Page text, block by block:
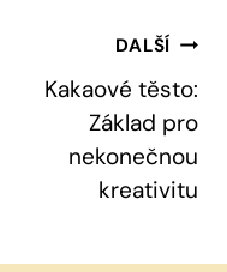
DALŠÍ
Kakaové těsto:
Základ pro
nekonečnou
kreativitu